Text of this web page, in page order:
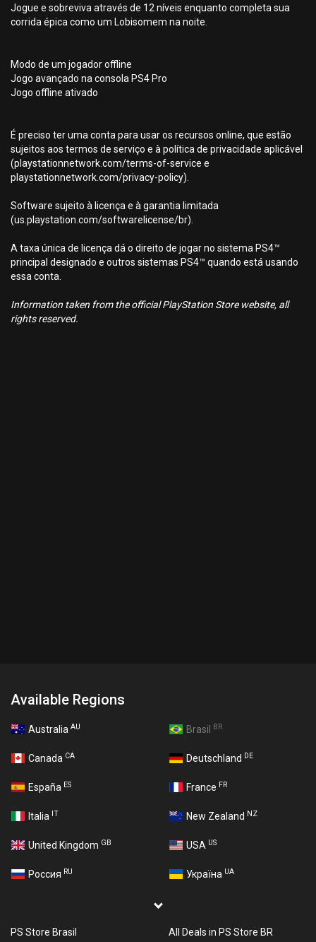
Jogue e sobreviva através de 12 níveis enquanto completa sua
corrida épica como um Lobisomem na noite.
Modo de um jogador offline
Jogo avançado na consola PS4 Pro
Jogo offline ativado
É preciso ter uma conta para usar os recursos online, que estão
sujeitos aos termos de serviço e à política de privacidade aplicável
(playstationnetwork.com/terms-of-service e
playstationnetwork.com/privacy-policy).
Software sujeito à licença e à garantia limitada
(us.playstation.com/softwarelicense/br).
A taxa única de licença dá o direito de jogar no sistema PS4™
principal designado e outros sistemas PS4™ quando está usando
essa conta.
Information taken from the official PlayStation Store website, all
rights reserved.
Available Regions
Australia AU Brasil BR
Canada CA Deutschland DE
España ES France FR
Italia IT New Zealand NZ
United Kingdom GB USA US
Россия RU Україна UA
PS Store Brasil All Deals in PS Store BR